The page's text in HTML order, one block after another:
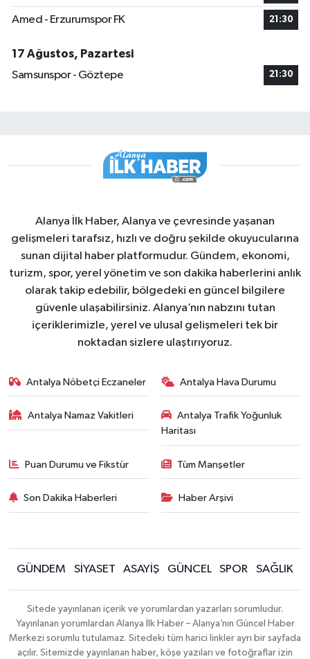
Amed - Erzurumspor FK 21:30
17 Ağustos, Pazartesi
Samsunspor - Göztepe
21:30
Alanya İlk Haber, Alanya ve çevresinde yaşanan
gelişmeleri tarafsız, hızlı ve doğru şekilde okuyucularına
sunan dijital haber platformudur. Gündem, ekonomi,
turizm, spor, yerel yönetim ve son dakika haberlerini anlık
olarak takip edebilir, bölgedeki en güncel bilgilere
güvenle ulaşabilirsiniz. Alanya’nın nabzını tutan
içeriklerimizle, yerel ve ulusal gelişmeleri tek bir
noktadan sizlere ulaştırıyoruz.
Antalya Nöbetçi Eczaneler Antalya Hava Durumu
Antalya Namaz Vakitleri
Antalya Trafik Yoğunluk
Haritası
Puan Durumu ve Fikstür Tüm Manşetler
Son Dakika Haberleri Haber Arşivi
GÜNDEM SİYASET ASAYİŞ GÜNCEL SPOR SAĞLIK
Sitede yayınlanan içerik ve yorumlardan yazarları sorumludur.
Yayınlanan yorumlardan Alanya İlk Haber – Alanya’nın Güncel Haber
Merkezi sorumlu tutulamaz. Sitedeki tüm harici linkler ayrı bir sayfada
açılır. Sitemizde yayınlanan haber, köşe yazıları ve fotoğraflar izin